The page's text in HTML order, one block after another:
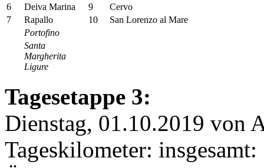
6 Deiva Marina 9
Cervo
7
Rapallo 10
San Lorenzo al Mare
Portofino
Santa
Margherita
Ligure
Tagesetappe 3:
Dienstag, 01.10.2019 von
Tageskilometer: